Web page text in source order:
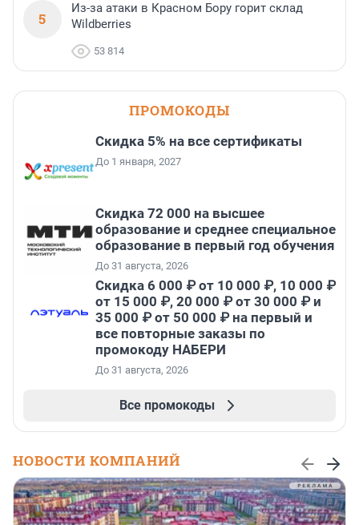
5
Из-за атаки в Красном Бору горит склад
Wildberries
53 814
ПРОМОКОДЫ
Скидка 5% на все сертификаты
До 1 января, 2027
Скидка 72 000 на высшее
образование и среднее специальное
образование в первый год обучения
До 31 августа, 2026
Скидка 6 000 ₽ от 10 000 ₽, 10 000 ₽
от 15 000 ₽, 20 000 ₽ от 30 000 ₽ и
35 000 ₽ от 50 000 ₽ на первый и
все повторные заказы по
промокоду НАБЕРИ
До 31 августа, 2026
Все промокоды
НОВОСТИ КОМПАНИЙ